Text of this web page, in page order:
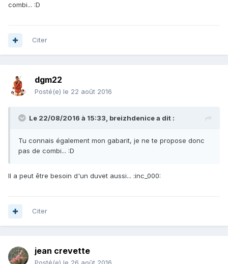
combi... :D
Citer
dgm22
Posté(e) le 22 août 2016
Le 22/08/2016 à 15:33, breizhdenice a dit :
Tu connais également mon gabarit, je ne te propose donc
pas de combi... :D
Il a peut être besoin d'un duvet aussi... :inc_000:
Citer
jean crevette